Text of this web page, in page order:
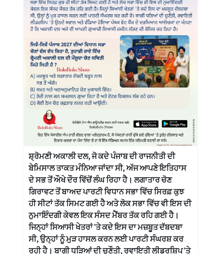
ਸ਼੍ਰੋਮਣੀ ਅਕਾਲੀ ਦਲ, ਜੋ ਕਦੇ ਪੰਜਾਬ ਦੀ ਰਾਜਨੀਤੀ ਦੀ
ਬੇਮਿਸਾਲ ਤਾਕਤ ਮੰਨਿਆ ਜਾਂਦਾ ਸੀ, ਅੱਜ ਆਪਣੇ ਇਤਿਹਾਸ
ਦੇ ਸਭ ਤੋਂ ਔਖੇ ਦੌਰ ਵਿੱਚੋਂ ਲੰਘ ਰਿਹਾ ਹੈ। ਲਗਾਤਾਰ ਚੋਣ
ਗਿਰਾਵਟ ਤੋਂ ਬਾਅਦ ਪਾਰਟੀ ਵਿਧਾਨ ਸਭਾ ਵਿੱਚ ਸਿਰਫ਼ ਕੁਝ
ਹੀ ਸੀਟਾਂ ਤੱਕ ਸਿਮਟ ਗਈ ਹੈ ਅਤੇ ਲੋਕ ਸਭਾ ਵਿੱਚ ਵੀ ਇਸ ਦੀ
ਨੁਮਾਇੰਦਗੀ ਕੇਵਲ ਇਕ ਸੰਸਦ ਮੈਂਬਰ ਤੱਕ ਰਹਿ ਗਈ ਹੈ।
ਜਿਨ੍ਹਾਂ ਸਿਆਸੀ ਖੇਤਰਾਂ 'ਤੇ ਕਦੇ ਇਸ ਦਾ ਮਜ਼ਬੂਤ ਦੱਬਦਬਾ
ਸੀ, ਉਨ੍ਹਾਂ ਨੂੰ ਮੁੜ ਹਾਸਲ ਕਰਨ ਲਈ ਪਾਰਟੀ ਸੰਘਰਸ਼ ਕਰ
ਰਹੀ ਹੈ। ਬਾਗੀ ਧੜਿਆਂ ਦੀ ਚੁਣੌਤੀ, ਰਵਾਇਤੀ ਲੀਡਰਸ਼ਿਪ 'ਤੇ